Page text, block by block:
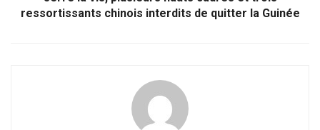
ressortissants chinois interdits de quitter la Guinée